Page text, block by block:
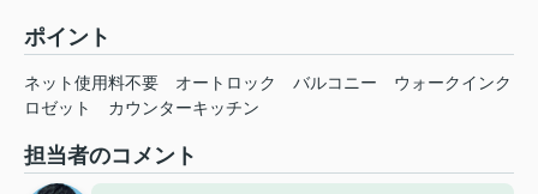
ポイント
ネット使用料不要 オートロック バルコニー
ウォークインク
ロゼット
カウンターキッチン
担当者のコメント